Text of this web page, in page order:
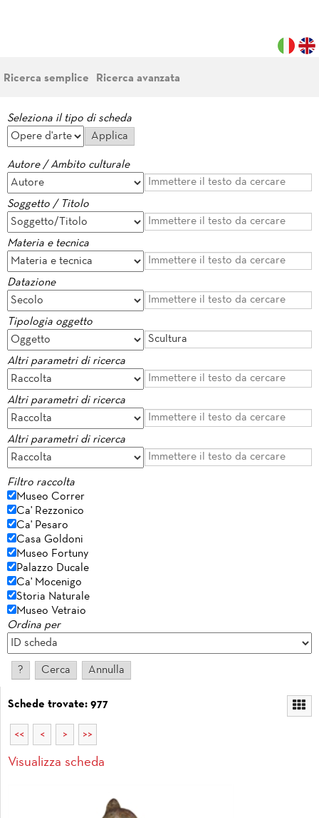
Ricerca semplice Ricerca avanzata
Seleziona il tipo di scheda
Autore / Ambito culturale
Soggetto / Titolo
Materia e tecnica
Datazione
Tipologia oggetto
Altri parametri di ricerca
Altri parametri di ricerca
Altri parametri di ricerca
Filtro raccolta
Museo Correr
Ca' Rezzonico
Ca' Pesaro
Casa Goldoni
Museo Fortuny
Palazzo Ducale
Ca' Mocenigo
Storia Naturale
Museo Vetraio
Ordina per
Schede trovate: 977
<< < > >>
Visualizza scheda